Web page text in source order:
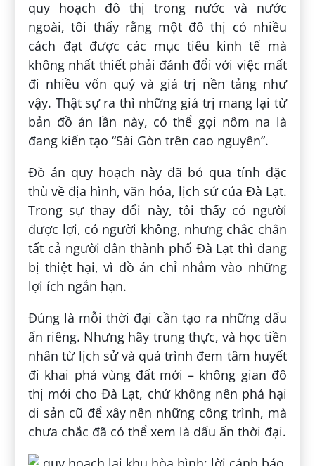
quy hoạch đô thị trong nước và nước
ngoài, tôi thấy rằng một đô thị có nhiều
cách đạt được các mục tiêu kinh tế mà
không nhất thiết phải đánh đổi với việc mất
đi nhiều vốn quý và giá trị nền tảng như
vậy. Thật sự ra thì những giá trị mang lại từ
bản đồ án lần này, có thể gọi nôm na là
đang kiến tạo “Sài Gòn trên cao nguyên”.
Đồ án quy hoạch này đã bỏ qua tính đặc
thù về địa hình, văn hóa, lịch sử của Đà Lạt.
Trong sự thay đổi này, tôi thấy có người
được lợi, có người không, nhưng chắc chắn
tất cả người dân thành phố Đà Lạt thì đang
bị thiệt hại, vì đồ án chỉ nhắm vào những
lợi ích ngắn hạn.
Đúng là mỗi thời đại cần tạo ra những dấu
ấn riêng. Nhưng hãy trung thực, và học tiền
nhân từ lịch sử và quá trình đem tâm huyết
đi khai phá vùng đất mới – không gian đô
thị mới cho Đà Lạt, chứ không nên phá hại
di sản cũ để xây nên những công trình, mà
chưa chắc đã có thể xem là dấu ấn thời đại.